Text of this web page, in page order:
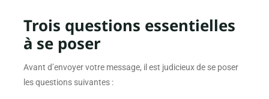
Trois questions essentielles
à se poser
Avant d’envoyer votre message, il est judicieux de se poser
les questions suivantes :